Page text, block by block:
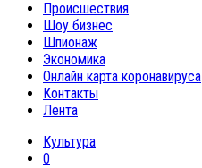
Происшествия
Шоу бизнес
Шпионаж
Экономика
Онлайн карта коронавируса
Контакты
Лента
Культура
0